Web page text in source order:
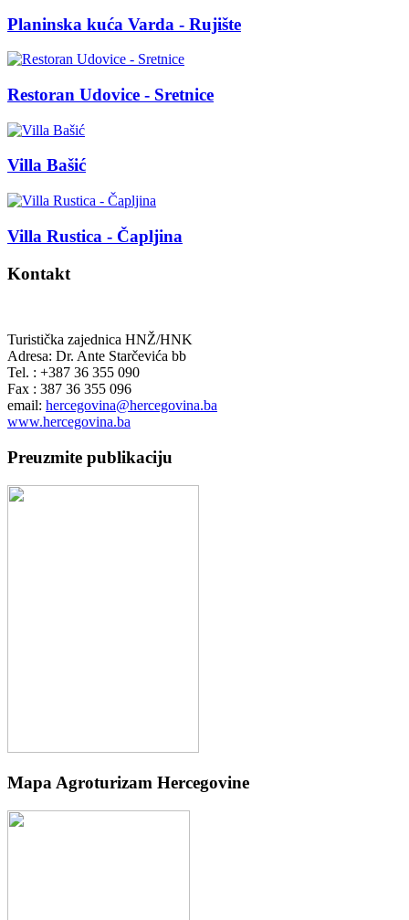
Planinska kuća Varda - Rujište
Restoran Udovice - Sretnice
Villa Bašić
Villa Rustica - Čapljina
Kontakt
Turistička zajednica HNŽ/HNK
Adresa: Dr. Ante Starčevića bb
Tel. : +387 36 355 090
Fax : 387 36 355 096
email: hercegovina@hercegovina.ba
www.hercegovina.ba
Preuzmite publikaciju
Mapa Agroturizam Hercegovine